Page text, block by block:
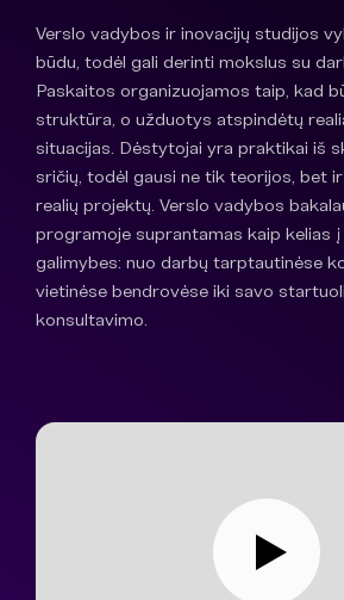
Verslo vadybos ir inovacijų studijos
būdu, todėl gali derinti mokslus su
Paskaitos organizuojamos taip, kad
struktūra, o užduotys atspindėtų
situacijas. Dėstytojai yra praktikai iš
sričių, todėl gausi ne tik teorijos, bet
realių projektų. Verslo vadybos
programoje suprantamas kaip kelias
galimybes: nuo darbų tarptautinėse
vietinėse bendrovėse iki savo
konsultavimo.